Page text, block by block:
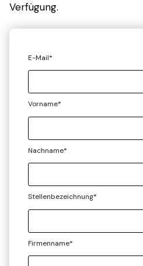
Verfügung.
E-Mail*
Vorname*
Nachname*
Stellenbezeichnung*
Firmenname*